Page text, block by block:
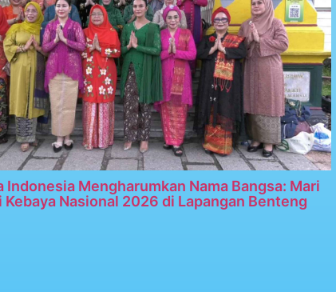
Indonesia Mengharumkan Nama Bangsa: Mari
Kebaya Nasional 2026 di Lapangan Benteng